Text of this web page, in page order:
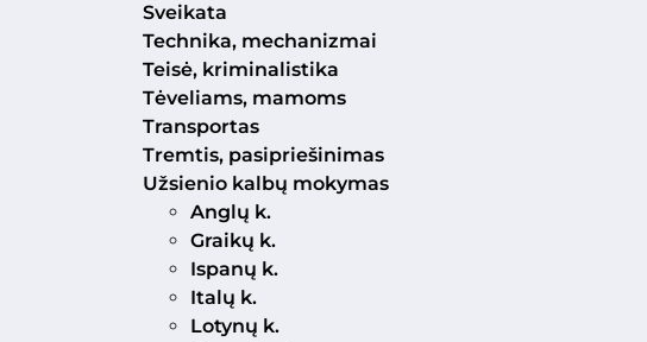
Sveikata
Technika, mechanizmai
Teisė, kriminalistika
Tėveliams, mamoms
Transportas
Tremtis, pasipriešinimas
Užsienio kalbų mokymas
Anglų k.
Graikų k.
Ispanų k.
Italų k.
Lotynų k.